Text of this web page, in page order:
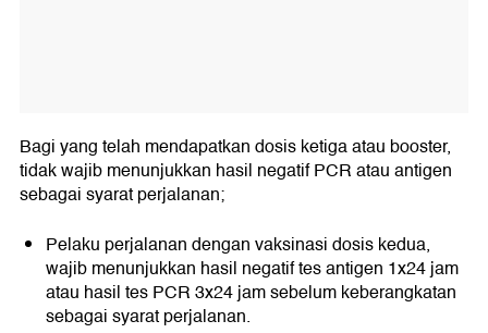
Bagi yang telah mendapatkan dosis ketiga atau booster,
tidak wajib menunjukkan hasil negatif PCR atau antigen
sebagai syarat perjalanan;
Pelaku perjalanan dengan vaksinasi dosis kedua,
wajib menunjukkan hasil negatif tes antigen 1x24 jam
atau hasil tes PCR 3x24 jam sebelum keberangkatan
sebagai syarat perjalanan.